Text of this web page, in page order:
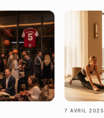
7 AVRIL 2025